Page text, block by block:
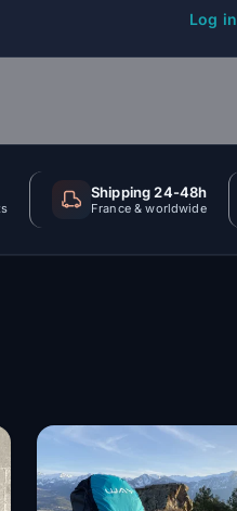
Log in
Shipping 24-48h
France & worldwide